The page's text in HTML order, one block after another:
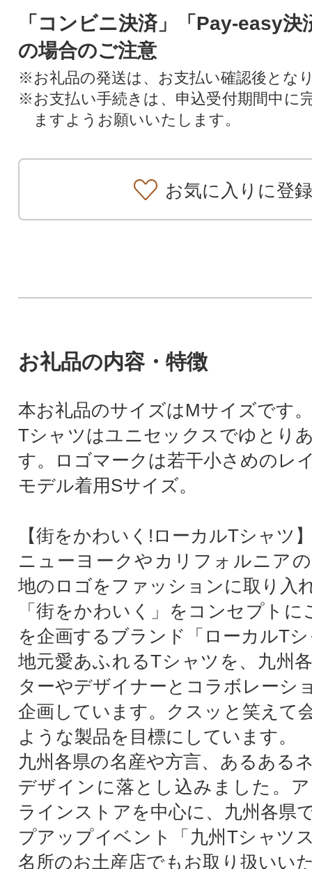
「コンビニ決済」「Pay-easy決
の場合のご注意
※お礼品の発送は、お支払い確認後とな
※お支払い手続きは、申込受付期間中に
ますようお願いいたします。
お気に入りに登録
お礼品の内容・特徴
本お礼品のサイズはMサイズです。
Tシャツはユニセックスでゆとり
す。ロゴマークは若干小さめのレ
モデル着用Sサイズ。
【街をかわいく!ローカルTシャツ
ニューヨークやカリフォルニア
地のロゴをファッションに取り入
「街をかわいく」をコンセプト
を企画するブランド「ローカルT
地元愛あふれるTシャツを、九州
ターやデザイナーとコラボレーシ
企画しています。クスッと笑えて
ような製品を目標にしています。
九州各県の名産や方言、あるある
デザインに落とし込みました。
ラインストアを中心に、九州各県
プアップイベント「九州Tシャツ
名所のお土産店でもお取り扱いい